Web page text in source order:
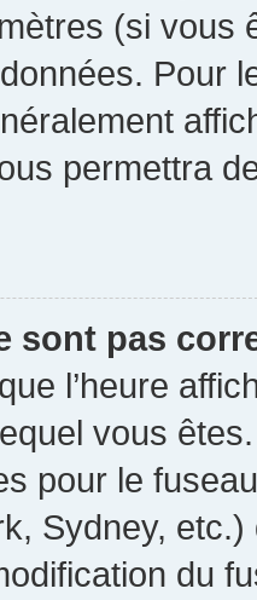
(si vous
Pour
permettra
sont pas
l’heure
vous
pour le
Sydney,
du